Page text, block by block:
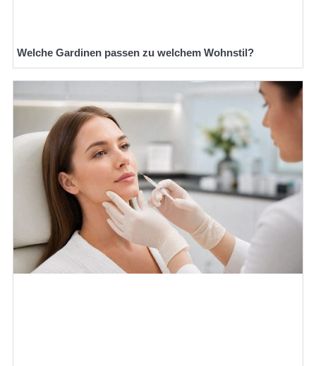
Welche Gardinen passen zu welchem Wohnstil?